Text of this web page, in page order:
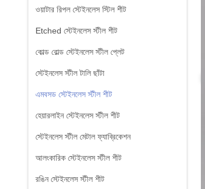
ওয়াটার রিপল স্টেইনলেস স্টিল শীট
Etched স্টেইনলেস স্টীল শীট
কোল্ড রোল্ড স্টেইনলেস স্টীল প্লেট
স্টেইনলেস স্টীল টালি ছাঁটা
এমবসড স্টেইনলেস স্টীল শীট
হেয়ারলাইন স্টেইনলেস স্টীল শীট
স্টেইনলেস স্টীল মেটাল ফ্যাব্রিকেশন
আলংকারিক স্টেইনলেস স্টীল শীট
রঙিন স্টেইনলেস স্টীল শীট